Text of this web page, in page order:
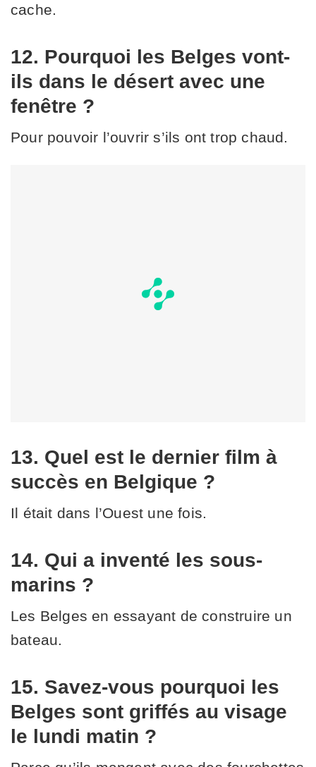
cache.
12. Pourquoi les Belges vont-
ils dans le désert avec une
fenêtre ?
Pour pouvoir l’ouvrir s’ils ont trop chaud.
13. Quel est le dernier film à
succès en Belgique ?
Il était dans l’Ouest une fois.
14. Qui a inventé les sous-
marins ?
Les Belges en essayant de construire un
bateau.
15. Savez-vous pourquoi les
Belges sont griffés au visage
le lundi matin ?